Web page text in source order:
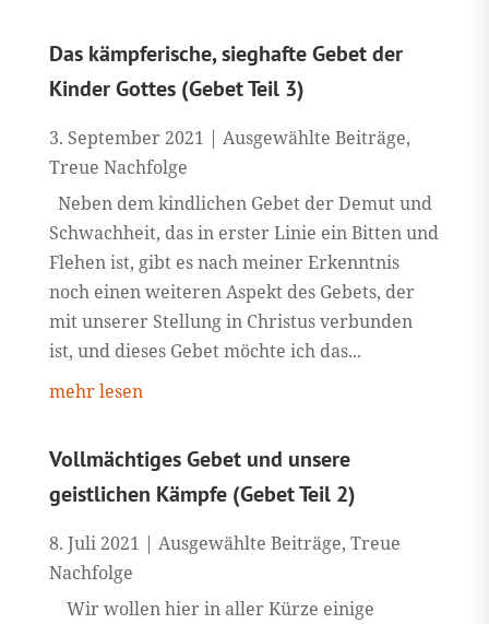
Das kämpferische, sieghafte Gebet der
Kinder Gottes (Gebet Teil 3)
3. September 2021 | Ausgewählte Beiträge,
Treue Nachfolge
Neben dem kindlichen Gebet der Demut und
Schwachheit, das in erster Linie ein Bitten und
Flehen ist, gibt es nach meiner Erkenntnis
noch einen weiteren Aspekt des Gebets, der
mit unserer Stellung in Christus verbunden
ist, und dieses Gebet möchte ich das...
mehr lesen
Vollmächtiges Gebet und unsere
geistlichen Kämpfe (Gebet Teil 2)
8. Juli 2021 | Ausgewählte Beiträge, Treue
Nachfolge
Wir wollen hier in aller Kürze einige